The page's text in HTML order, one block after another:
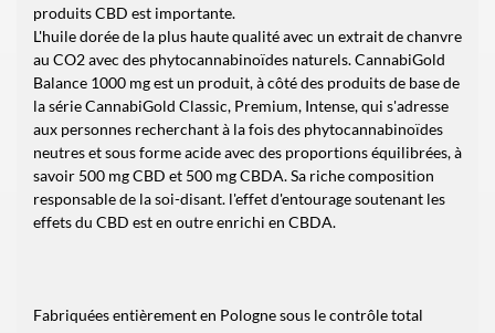
produits CBD est importante.
L'huile dorée de la plus haute qualité avec un extrait de chanvre
au CO2 avec des phytocannabinoïdes naturels. CannabiGold
Balance 1000 mg est un produit, à côté des produits de base de
la série CannabiGold Classic, Premium, Intense, qui s'adresse
aux personnes recherchant à la fois des phytocannabinoïdes
neutres et sous forme acide avec des proportions équilibrées, à
savoir 500 mg CBD et 500 mg CBDA. Sa riche composition
responsable de la soi-disant. l'effet d'entourage soutenant les
effets du CBD est en outre enrichi en CBDA.
Fabriquées entièrement en Pologne sous le contrôle total